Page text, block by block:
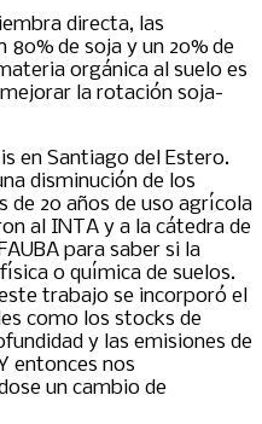
directa, las
de soja y un 20% de
orgánica al suelo es
la rotación soja-
en Santiago del Estero.
disminución de los
de 20 años de uso agrícola
al INTA y a la cátedra de
para saber si la
o química de suelos.
trabajo se incorporó el
como los stocks de
y las emisiones de
entonces nos
un cambio de